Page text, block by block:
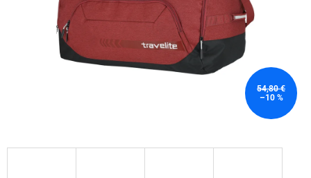
54,80 €
–10 %